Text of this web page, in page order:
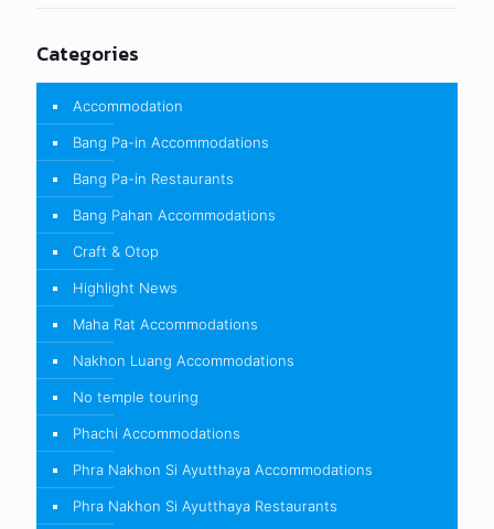
Categories
Accommodation
Bang Pa-in Accommodations
Bang Pa-in Restaurants
Bang Pahan Accommodations
Craft & Otop
Highlight News
Maha Rat Accommodations
Nakhon Luang Accommodations
No temple touring
Phachi Accommodations
Phra Nakhon Si Ayutthaya Accommodations
Phra Nakhon Si Ayutthaya Restaurants